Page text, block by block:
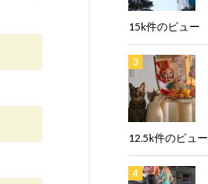
15k件のビュー
12.5k件のビュー